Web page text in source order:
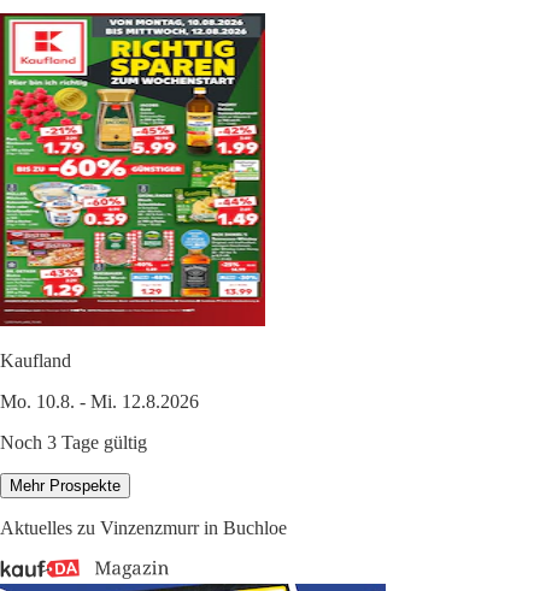
Kaufland
Mo. 10.8. - Mi. 12.8.2026
Noch 3 Tage gültig
Mehr Prospekte
Aktuelles zu Vinzenzmurr in Buchloe